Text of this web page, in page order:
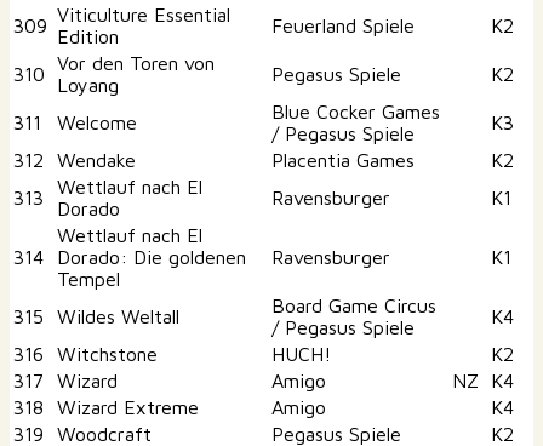
309 Viticulture Essential
Edition
Feuerland Spiele K2
310
Vor den Toren von
Loyang
Pegasus Spiele K2
311 Welcome
Blue Cocker Games
/ Pegasus Spiele
K3
312
Wendake Placentia Games
K2
313
Wettlauf nach El
Dorado
Ravensburger K1
314
Wettlauf nach El
Dorado: Die goldenen
Tempel
Ravensburger K1
315 Wildes Weltall
Board Game Circus
/ Pegasus Spiele
K4
316
Witchstone HUCH!
K2
317
Wizard Amigo NZ
K4
318
Wizard Extreme Amigo
K4
319
Woodcraft Pegasus Spiele
K2